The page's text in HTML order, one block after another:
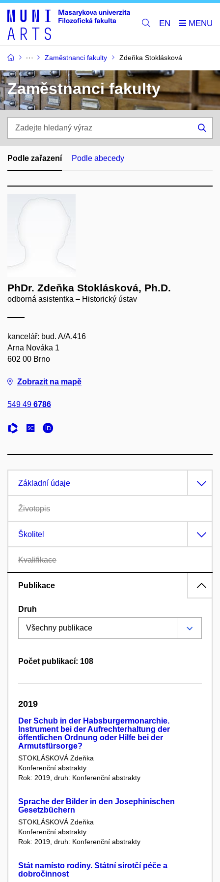
EN
Zaměstnanci fakulty Zdeňka Stoklásková
Zaměstnanci fakulty
hledaný
výraz
Podle zařazení Podle abecedy
PhDr. Zdeňka Stoklásková, Ph.D.
odborná asistentka – Historický ústav
kancelář: bud. A/A.416
Arna Nováka 1
602 00 Brno
Zobrazit na mapě
549 49 6786
Základní údaje
Životopis
Školitel
Kvalifikace
Publikace
Druh
Počet publikací: 108
2019
Der Schub in der Habsburgermonarchie.
Instrument bei der Aufrechterhaltung der
öffentlichen Ordnung oder Hilfe bei der
Armutsfürsorge?
STOKLÁSKOVÁ Zdeňka
Konferenční abstrakty
Rok: 2019, druh: Konferenční abstrakty
Sprache der Bilder in den Josephinischen
Gesetzbüchern
STOKLÁSKOVÁ Zdeňka
Konferenční abstrakty
Rok: 2019, druh: Konferenční abstrakty
Stát namísto rodiny. Státní sirotčí péče a
dobročinnost